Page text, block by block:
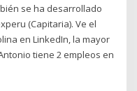
se ha desarrollado
(Capitaria). Ve el
en LinkedIn, la mayor
tiene 2 empleos en